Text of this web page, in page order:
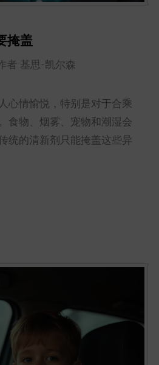
掩盖
者 基思-凯尔森
心情愉悦，特别是对于合乘
食物、烟雾、宠物和潮湿会
统的清新剂只能掩盖这些异